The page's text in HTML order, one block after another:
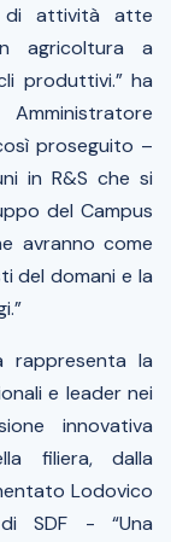
di attività atte
in agricoltura a
produttivi.” ha
proseguito –
in R&S che si
del Campus
avranno come
del domani e la
rappresenta la
e leader nei
innovativa
filiera, dalla
Lodovico
di SDF - “Una